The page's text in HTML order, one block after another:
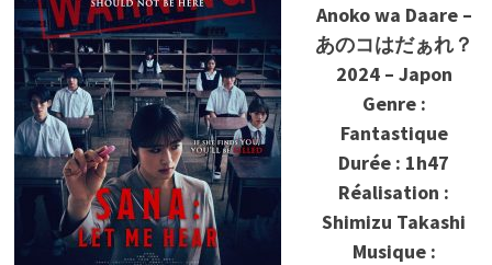
Anoko wa Daare –
あのコはだぁれ？
2024 – Japon
Genre :
Fantastique
Durée : 1h47
Réalisation :
Shimizu Takashi
Musique :